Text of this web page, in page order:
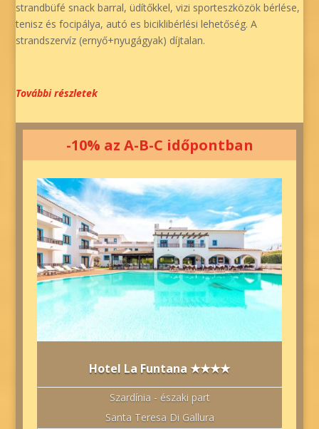
strandbüfé snack barral, üdítőkkel, vizi sporteszközök bérlése,
tenisz és focipálya, autó es biciklibérlési lehetőség. A
strandszervíz (ernyő+nyugágyak) díjtalan.
További részletek
-10% az A-B-C időpontban
Hotel La Funtana ★★★★
Szardínia - északi part
Santa Teresa Di Gallura